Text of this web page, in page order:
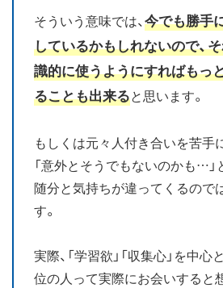
そういう意味では、今でも勝手
しているかもしれないので、
識的に使うようにすればもっ
ることも出来ると思います。
もしくは元々人付き合いを苦手
「意外とそうでもないのかも…
随分と気持ちが違ってくるので
す。
実際、「学習欲」「収集心」を中
位の人って実際にお会いすると